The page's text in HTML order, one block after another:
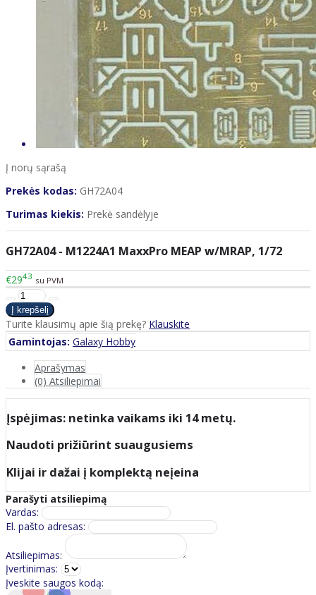
Į norų sąrašą
Prekės kodas: GH72A04
Turimas kiekis: Prekė sandėlyje
GH72A04 - M1224A1 MaxxPro MEAP w/MRAP, 1/72
€2943 su PVM
Turite klausimų apie šią prekę? Klauskite
Gamintojas: Galaxy Hobby
Aprašymas
(0) Atsiliepimai
Įspėjimas: netinka vaikams iki 14 metų.
Naudoti prižiūrint suaugusiems
Klijai ir dažai į komplektą neįeina
Parašyti atsiliepimą
Vardas:
El. pašto adresas:
Atsiliepimas:
Įvertinimas:
Įveskite saugos kodą: